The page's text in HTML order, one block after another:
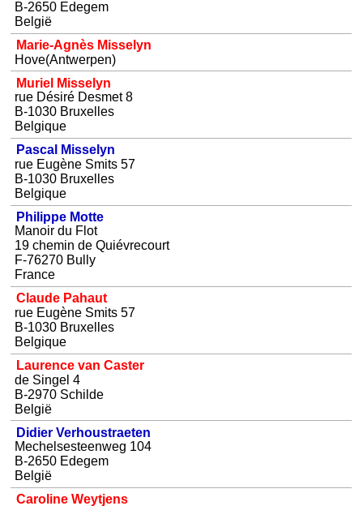
B-2650 Edegem
België
Marie-Agnès Misselyn
Hove(Antwerpen)
Muriel Misselyn
rue Désiré Desmet 8
B-1030 Bruxelles
Belgique
Pascal Misselyn
rue Eugène Smits 57
B-1030 Bruxelles
Belgique
Philippe Motte
Manoir du Flot
19 chemin de Quiévrecourt
F-76270 Bully
France
Claude Pahaut
rue Eugène Smits 57
B-1030 Bruxelles
Belgique
Laurence van Caster
de Singel 4
B-2970 Schilde
België
Didier Verhoustraeten
Mechelsesteenweg 104
B-2650 Edegem
België
Caroline Weytjens